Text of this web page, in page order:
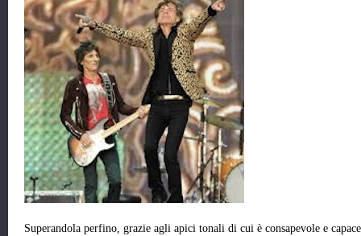
Superandola perfino, grazie agli apici tonali di cui è consapevole e